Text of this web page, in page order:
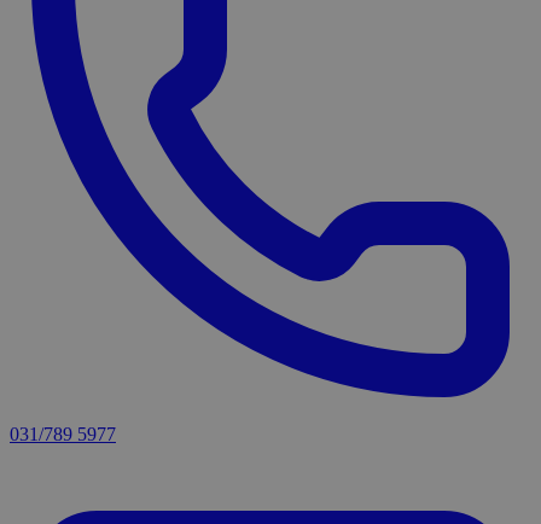
031/789 5977